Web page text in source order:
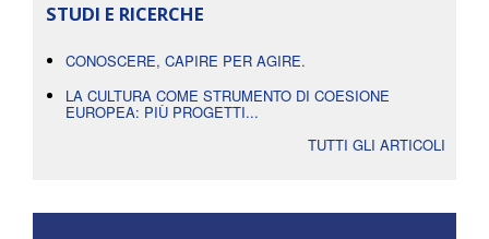
STUDI E RICERCHE
CONOSCERE, CAPIRE PER AGIRE.
LA CULTURA COME STRUMENTO DI COESIONE
EUROPEA: PIÙ PROGETTI...
TUTTI GLI ARTICOLI